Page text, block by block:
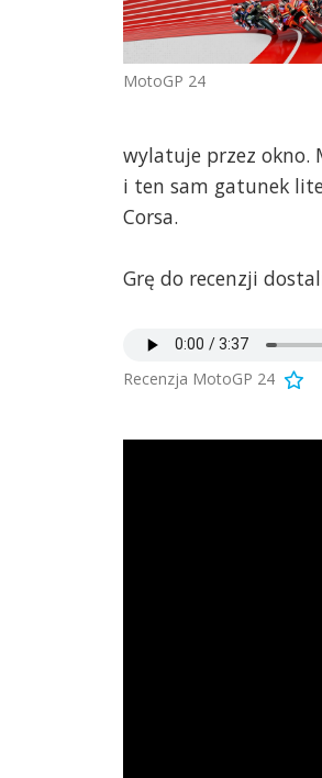
MotoGP 24
wylatuje przez okno.
i ten sam gatunek
Corsa.
Grę do recenzji
Recenzja MotoGP 24